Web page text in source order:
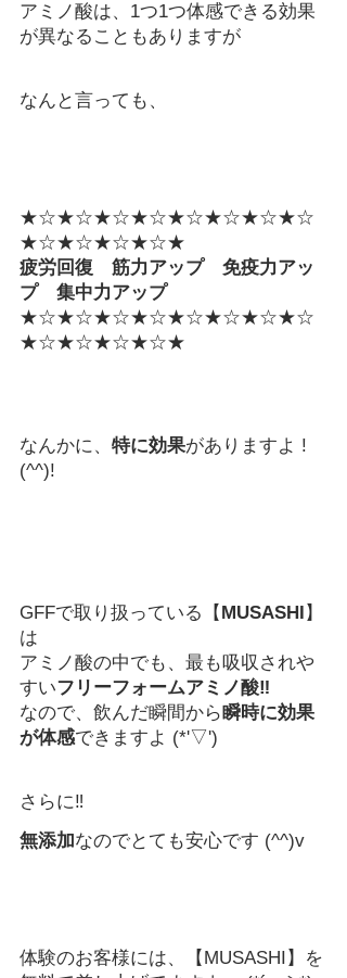
アミノ酸は、1つ1つ体感できる効果
が異なることもありますが
なんと言っても、
★☆★☆★☆★☆★☆★☆★☆★☆
★☆★☆★☆★☆★
疲労回復　筋力アップ　免疫力アッ
プ　集中力アップ
★☆★☆★☆★☆★☆★☆★☆★☆
★☆★☆★☆★☆★
なんかに、 特に効果がありますよ !
(^^)!
GFFで取り扱っている【 MUSASHI 】
は
アミノ酸の中でも、最も吸収されや
すいフリーフォームアミノ酸‼
なので、飲んだ瞬間から瞬時に効果
が体感できますよ (*'▽')
さらに‼
無添加なのでとても安心です (^^)v
体験のお客様には、【MUSASHI】を